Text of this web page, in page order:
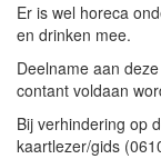
Er is wel horeca
en drinken mee.
Deelname aan
contant voldaan
Bij verhindering op
kaartlezer/gids